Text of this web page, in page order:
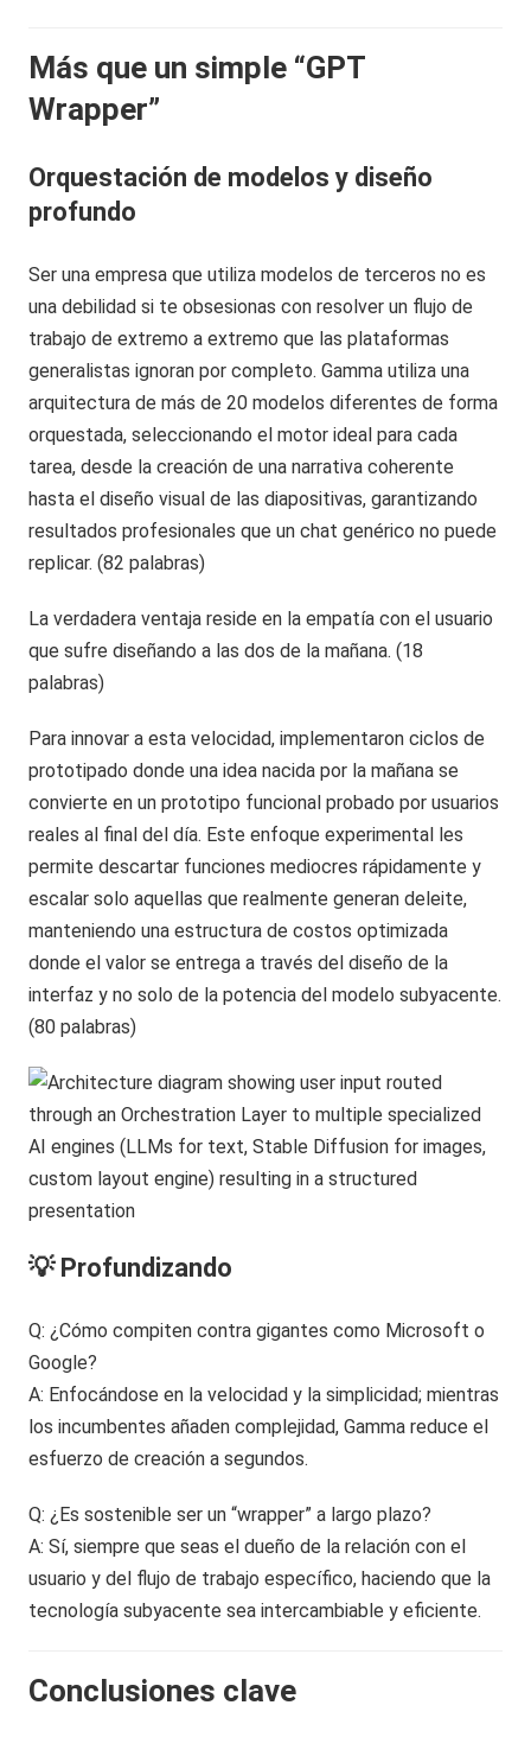
Más que un simple “GPT
Wrapper”
Orquestación de modelos y diseño
profundo
Ser una empresa que utiliza modelos de terceros no es
una debilidad si te obsesionas con resolver un flujo de
trabajo de extremo a extremo que las plataformas
generalistas ignoran por completo. Gamma utiliza una
arquitectura de más de 20 modelos diferentes de forma
orquestada, seleccionando el motor ideal para cada
tarea, desde la creación de una narrativa coherente
hasta el diseño visual de las diapositivas, garantizando
resultados profesionales que un chat genérico no puede
replicar. (82 palabras)
La verdadera ventaja reside en la empatía con el usuario
que sufre diseñando a las dos de la mañana. (18
palabras)
Para innovar a esta velocidad, implementaron ciclos de
prototipado donde una idea nacida por la mañana se
convierte en un prototipo funcional probado por usuarios
reales al final del día. Este enfoque experimental les
permite descartar funciones mediocres rápidamente y
escalar solo aquellas que realmente generan deleite,
manteniendo una estructura de costos optimizada
donde el valor se entrega a través del diseño de la
interfaz y no solo de la potencia del modelo subyacente.
(80 palabras)
💡 Profundizando
Q: ¿Cómo compiten contra gigantes como Microsoft o
Google?
A: Enfocándose en la velocidad y la simplicidad; mientras
los incumbentes añaden complejidad, Gamma reduce el
esfuerzo de creación a segundos.
Q: ¿Es sostenible ser un “wrapper” a largo plazo?
A: Sí, siempre que seas el dueño de la relación con el
usuario y del flujo de trabajo específico, haciendo que la
tecnología subyacente sea intercambiable y eficiente.
Conclusiones clave